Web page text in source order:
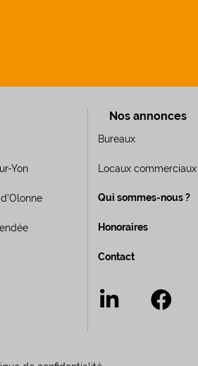
Yon
Nos annonces
Bureaux
Locaux commerciaux
Qui sommes-nous ?
Honoraires
Contact